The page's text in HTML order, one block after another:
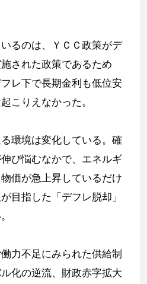
るのは、ＹＣＣ政策がデ
された政策であるため
レ下で長期金利も低位安
こりえなかった。
環境は変化している。確
び悩むなかで、エネルギ
価が急上昇しているだけ
目指した「デフレ脱却」
力不足にみられた供給制
化の逆流、財政赤字拡大